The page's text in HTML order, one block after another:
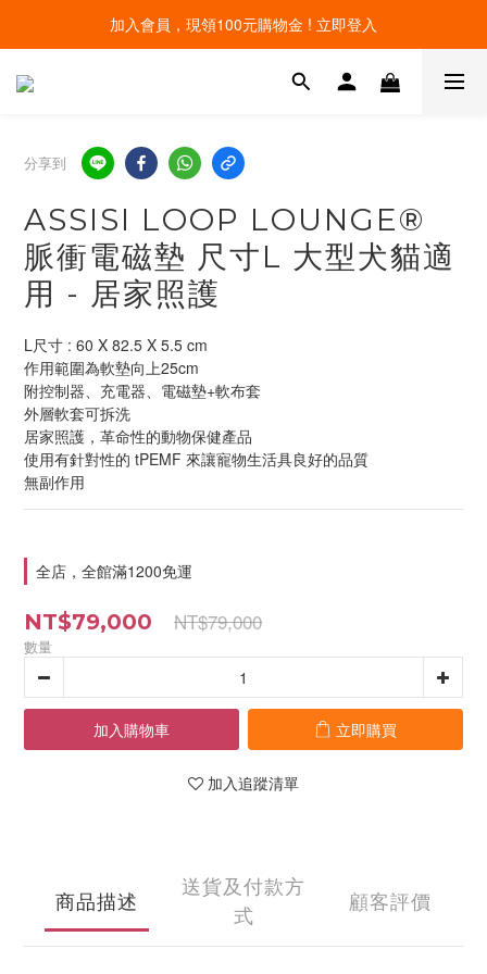
線上寵物展開跑 限時優惠中
線上寵物展開跑 限時優惠中
分享到
ASSISI LOOP LOUNGE®
脈衝電磁墊 尺寸L 大型犬貓適
用 - 居家照護
L尺寸 : 60 X 82.5 X 5.5 cm
作用範圍為軟墊向上25cm
附控制器、充電器、電磁墊+軟布套
外層軟套可拆洗
居家照護，革命性的動物保健產品
使用有針對性的 tPEMF 來讓寵物生活具良好的品質
無副作用
全店，全館滿1200免運
NT$79,000 NT$79,000
數量
加入購物車 立即購買
加入追蹤清單
商品描述
送貨及付款方
式
顧客評價